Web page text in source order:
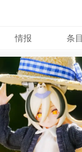
情报 条目